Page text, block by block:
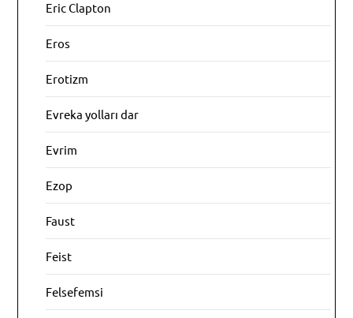
Eric Clapton
Eros
Erotizm
Evreka yolları dar
Evrim
Ezop
Faust
Feist
Felsefemsi